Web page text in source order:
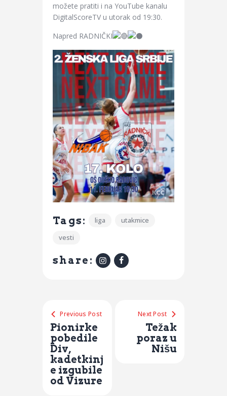
možete pratiti i na YouTube kanalu
DigitalScoreTV u utorak od 19:30.
Napred RADNIČKI
Tags: liga
utakmice
vesti
share:
Previous Post
Pionirke
pobedile
Div,
kadetkinj
e izgubile
od Vizure
Next Post
Težak
poraz u
Nišu